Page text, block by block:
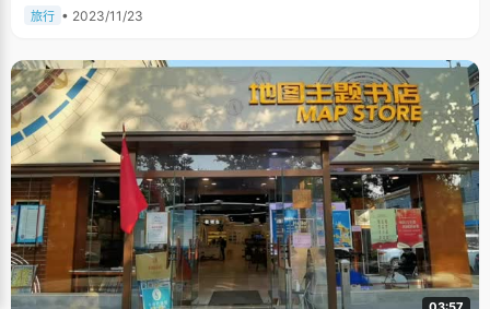
旅行 • 2023/11/23